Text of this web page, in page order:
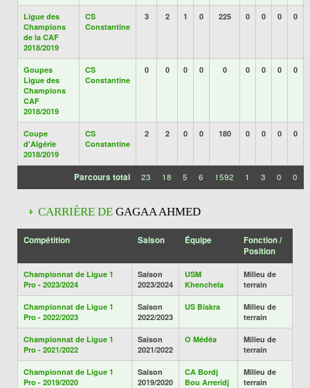
Ligue des
Champions
de la CAF
2018/2019
CS
Constantine
3 2 1 0 225 0 0 0 0
Goupes
Ligue des
Champions
CAF
2018/2019
CS
Constantine
0 0 0 0 0 0 0 0 0
Coupe
d'Algérie
2018/2019
CS
Constantine
2 2 0 0 180 0 0 0 0
Parcours total 23 18 5 6 1592 1 3 0 0
CARRIÈRE DE GAGAA AHMED
Compétition Saison Équipe
Fonction /
Position
Championnat de Ligue 1
Pro - 2023/2024
Saison
2023/2024
USM
Khenchela
Milieu de
terrain
Championnat de Ligue 1
Pro - 2022/2023
Saison
2022/2023
US Biskra
Milieu de
terrain
Championnat de Ligue 1
Pro - 2021/2022
Saison
2021/2022
O Médéa
Milieu de
terrain
Championnat de Ligue 1
Pro - 2019/2020
Saison
2019/2020
CA Bordj
Bou Arreridj
Milieu de
terrain